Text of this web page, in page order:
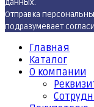
данных.
Отправка
подразумевает
Главная
Каталог
О компании